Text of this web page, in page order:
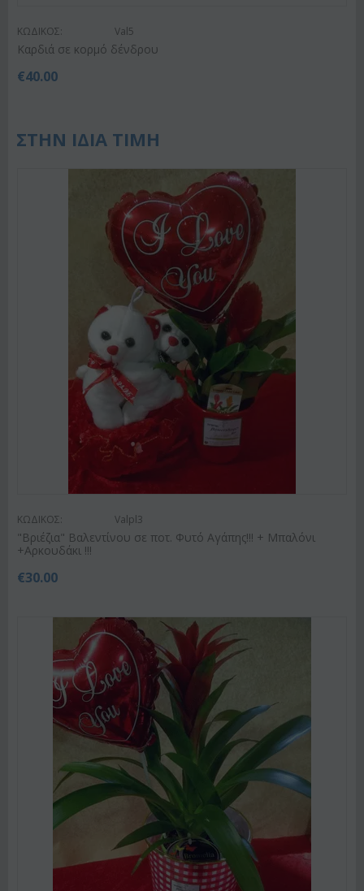
ΚΩΔΙΚΟΣ: Val5
Καρδιά σε κορμό δένδρου
€40.00
ΣΤΗΝ ΙΔΙΑ ΤΙΜΗ
ΚΩΔΙΚΟΣ: Valpl3
"Βριέζια" Βαλεντίνου σε ποτ. Φυτό Αγάπης!!! + Μπαλόνι
+Αρκουδάκι !!!
€30.00